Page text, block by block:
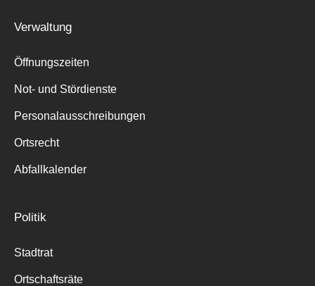
Verwaltung
Öffnungszeiten
Not- und Stördienste
Personalausschreibungen
Ortsrecht
Abfallkalender
Politik
Stadtrat
Ortschaftsräte